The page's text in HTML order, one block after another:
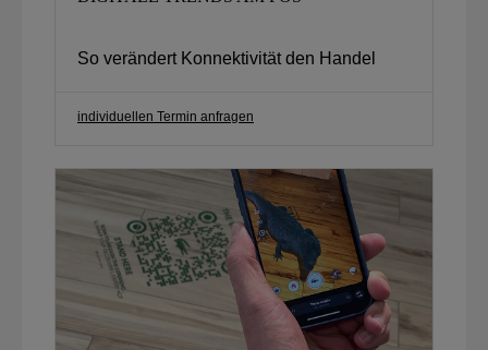
So verändert Konnektivität den Handel
individuellen Termin anfragen